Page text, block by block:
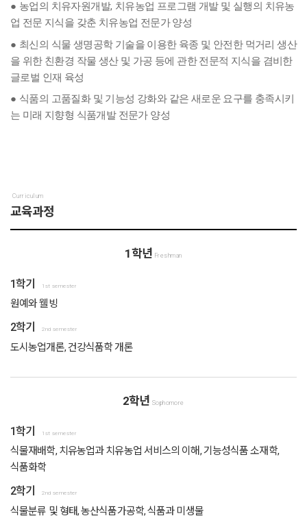
● 농업의 치유자원개발, 치유농업 프로그램 개발 및 실행의 치유농
업 전문 지식을 갖춘 치유농업 전문가 양성
● 최신의 식물 생명공학 기술을 이용한 육종 및 안전한 먹거리 생산
을 위한 친환경 작물 생산 및 가공 등에 관한 전문적 지식을 겸비한
글로벌 인재 육성
● 식품의 고품질화 및 기능성 강화와 같은 새로운 요구를 충족시키
는 미래 지향형 식품개발 전문가 양성
Curriculum
교육과정
1학년 Freshman
1학기 1st semester
원예와 웰빙
2학기 2nd semester
도시농업개론, 건강식품학 개론
2학년 Sophomore
1학기 1st semester
식물재배학, 치유농업과 치유농업 서비스의 이해, 기능성식품 소재학,
식품화학
2학기 2nd semester
식물분류 및 형태, 농산식품가공학, 식품과 미생물